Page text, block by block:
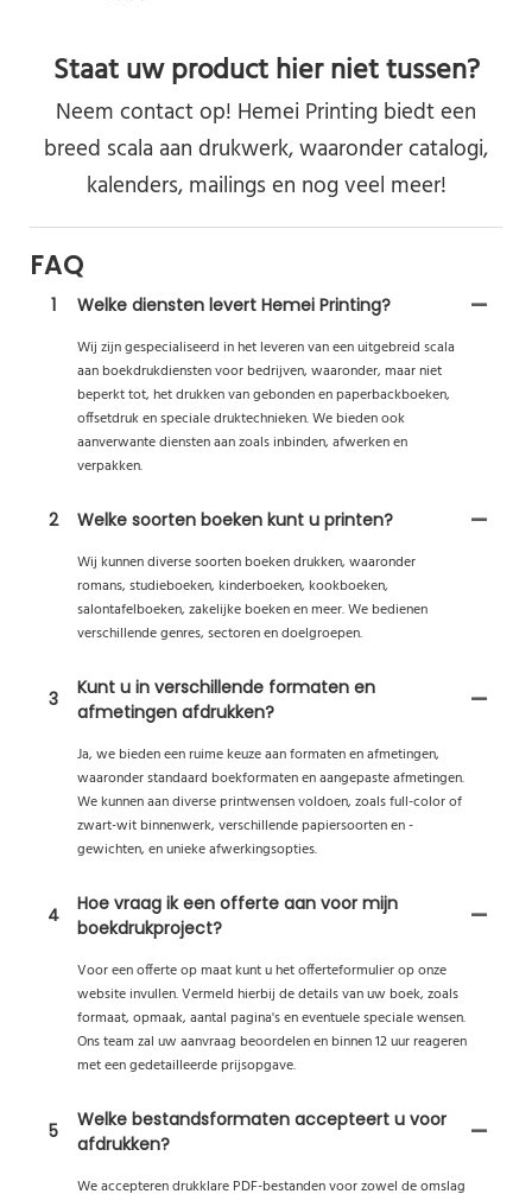
Staat uw product hier niet tussen?
Neem contact op! Hemei Printing biedt een
breed scala aan drukwerk, waaronder catalogi,
kalenders, mailings en nog veel meer!
FAQ
1
Welke diensten levert Hemei Printing?
Wij zijn gespecialiseerd in het leveren van een uitgebreid scala
aan boekdrukdiensten voor bedrijven, waaronder, maar niet
beperkt tot, het drukken van gebonden en paperbackboeken,
offsetdruk en speciale druktechnieken. We bieden ook
aanverwante diensten aan zoals inbinden, afwerken en
verpakken.
2
Welke soorten boeken kunt u printen?
Wij kunnen diverse soorten boeken drukken, waaronder
romans, studieboeken, kinderboeken, kookboeken,
salontafelboeken, zakelijke boeken en meer. We bedienen
verschillende genres, sectoren en doelgroepen.
3
Kunt u in verschillende formaten en
afmetingen afdrukken?
Ja, we bieden een ruime keuze aan formaten en afmetingen,
waaronder standaard boekformaten en aangepaste afmetingen.
We kunnen aan diverse printwensen voldoen, zoals full-color of
zwart-wit binnenwerk, verschillende papiersoorten en -
gewichten, en unieke afwerkingsopties.
4
Hoe vraag ik een offerte aan voor mijn
boekdrukproject?
Voor een offerte op maat kunt u het offerteformulier op onze
website invullen. Vermeld hierbij de details van uw boek, zoals
formaat, opmaak, aantal pagina's en eventuele speciale wensen.
Ons team zal uw aanvraag beoordelen en binnen 12 uur reageren
met een gedetailleerde prijsopgave.
5
Welke bestandsformaten accepteert u voor
afdrukken?
We accepteren drukklare PDF-bestanden voor zowel de omslag